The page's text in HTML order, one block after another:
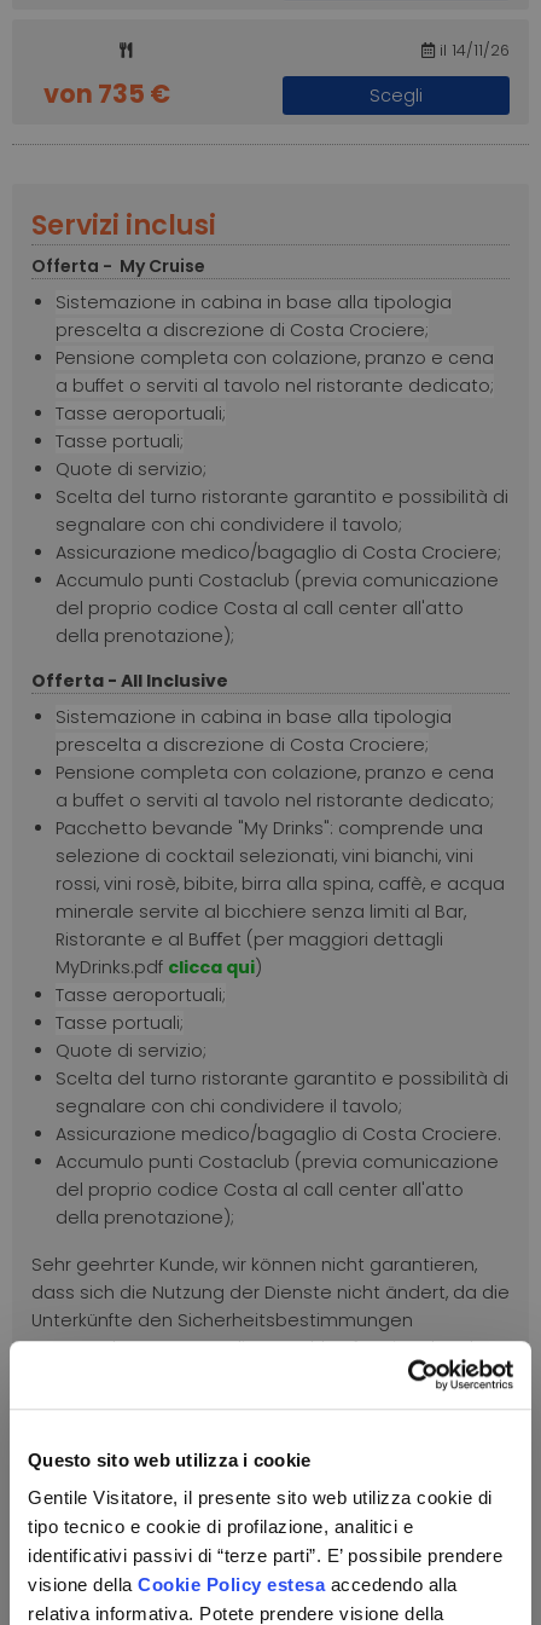
Questo sito web utilizza i cookie
Gentile Visitatore, il presente sito web utilizza cookie di
tipo tecnico e cookie di profilazione, analitici e
identificativi passivi di “terze parti”. E’ possibile prendere
visione della Cookie Policy estesaaccedendo alla
relativa informativa. Potete prendere visione della
il 14/11/26
von 735 € Scegli
Servizi inclusi
Offerta - My Cruise
Sistemazione in cabina in base alla tipologia
prescelta a discrezione di Costa Crociere;
Pensione completa con colazione, pranzo e cena
a buffet o serviti al tavolo nel ristorante dedicato;
Tasse aeroportuali;
Tasse portuali;
Quote di servizio;
Scelta del turno ristorante garantito e possibilità di
segnalare con chi condividere il tavolo;
Assicurazione medico/bagaglio di Costa Crociere;
Accumulo punti Costaclub (previa comunicazione
del proprio codice Costa al call center all'atto
della prenotazione);
Offerta - All Inclusive
Sistemazione in cabina in base alla tipologia
prescelta a discrezione di Costa Crociere;
Pensione completa con colazione, pranzo e cena
a buffet o serviti al tavolo nel ristorante dedicato;
Pacchetto bevande "My Drinks": comprende una
selezione di cocktail selezionati, vini bianchi, vini
rossi, vini rosè, bibite, birra alla spina, caffè, e acqua
minerale servite al bicchiere senza limiti al Bar,
Ristorante e al Buﬀet (per maggiori dettagli
MyDrinks.pdf clicca qui)
Tasse aeroportuali;
Tasse portuali;
Quote di servizio;
Scelta del turno ristorante garantito e possibilità di
segnalare con chi condividere il tavolo;
Assicurazione medico/bagaglio di Costa Crociere.
Accumulo punti Costaclub (previa comunicazione
del proprio codice Costa al call center all'atto
della prenotazione);
Sehr geehrter Kunde, wir können nicht garantieren,
dass sich die Nutzung der Dienste nicht ändert, da die
Unterkünfte den Sicherheitsbestimmungen
entsprechen müssen, die sowohl auf nationaler als
auch auf regionaler oder provinzieller Ebene
eingeführt werden. Wir empfehlen Ihnen selbständig
Anforderungen in Bezug auf das Reiseziel festgelegt
haben.
Servizi non inclusi
Offerta -My Cruise
Bevande;